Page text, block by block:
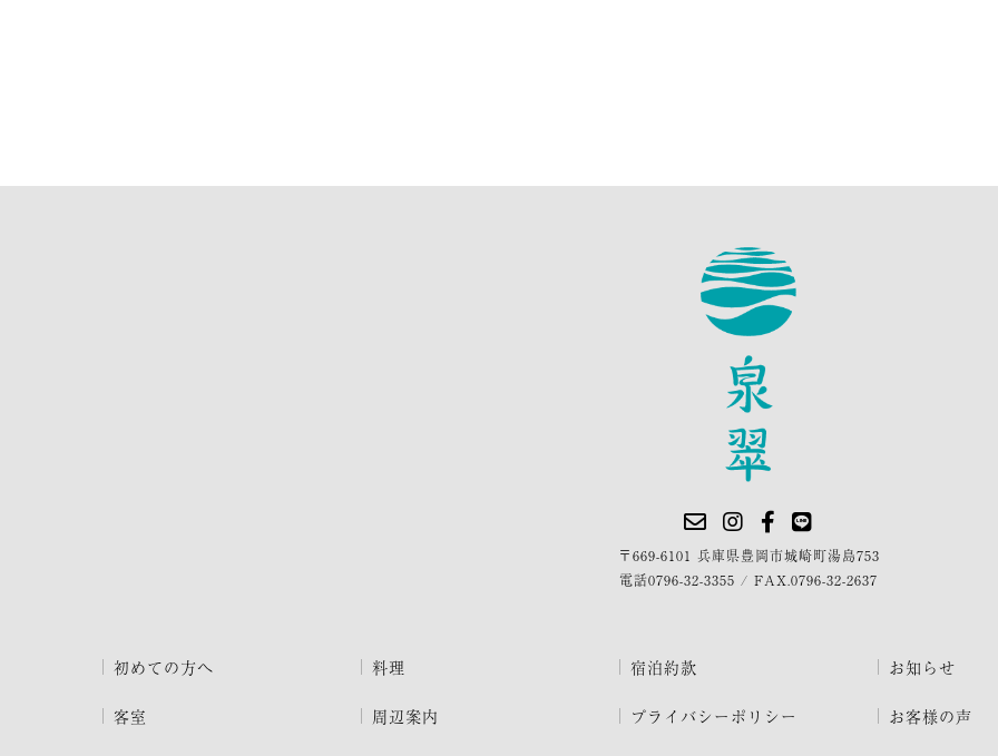
〒669-6101 兵庫県豊岡市城崎町湯島753
電話0796-32-3355 / FAX.0796-32-2637
初めての方へ
客室
料理
周辺案内
宿泊約款
プライバシーポリシー
お知らせ
お客様の声